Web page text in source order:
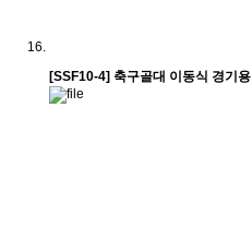
[SSF10-4] 축구골대 이동식 경기용